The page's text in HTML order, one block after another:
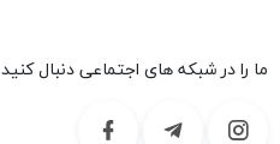
ما را در شبکه های اجتماعی دنبال